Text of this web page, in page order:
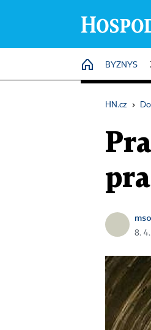
HOME
BYZNYS
HN.cz ›
mso
8.